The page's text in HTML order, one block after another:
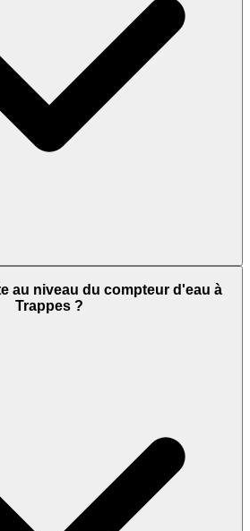
au niveau du compteur d'eau à
Trappes ?